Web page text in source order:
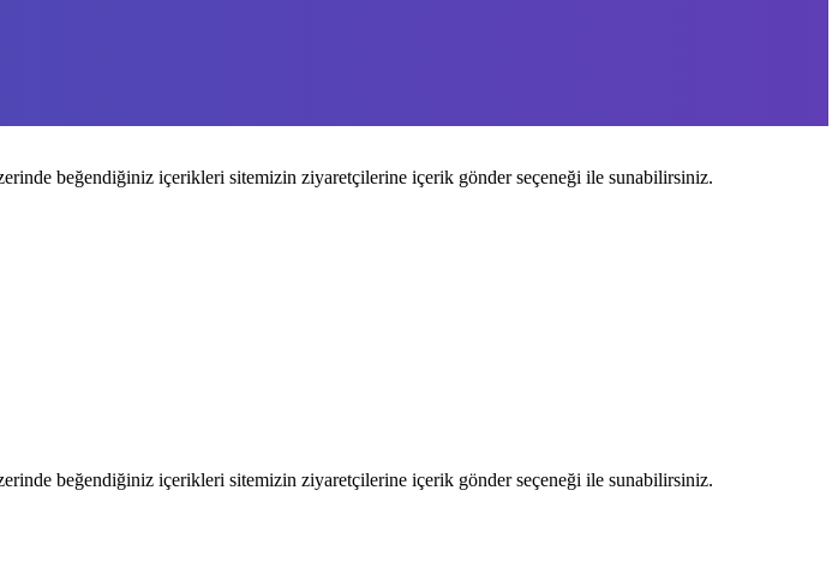
beğendiğiniz içerikleri sitemizin ziyaretçilerine içerik gönder seçeneği ile sunabilirsiniz.
beğendiğiniz içerikleri sitemizin ziyaretçilerine içerik gönder seçeneği ile sunabilirsiniz.